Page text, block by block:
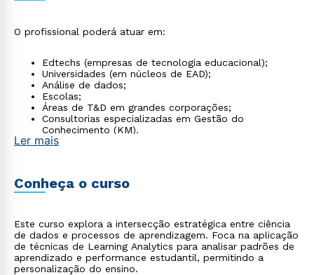
O profissional poderá atuar em:
Edtechs (empresas de tecnologia educacional);
Universidades (em núcleos de EAD);
Análise de dados;
Escolas;
Áreas de T&D em grandes corporações;
Consultorias especializadas em Gestão do
Conhecimento (KM).
Ler mais
Conheça o curso
Este curso explora a intersecção estratégica entre ciência
de dados e processos de aprendizagem. Foca na aplicação
de técnicas de Learning Analytics para analisar padrões de
aprendizado e performance estudantil, permitindo a
personalização do ensino.